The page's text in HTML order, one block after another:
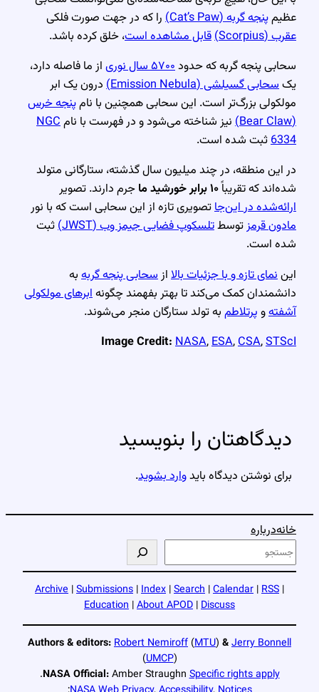
عظیمپنجه گربه (Cat’s Paw)
را که در جهت صورت فلکی
عقرب (Scorpius)
قابل مشاهده است، خلق کرده باشد.
سحابی پنجه گربه که حدود۵۷۰۰ سال نوری
از ما فاصله دارد،
یکسحابی گسیلشی (Emission Nebula)
درون یک ابر
مولکولی بزرگ‌تر است. این سحابی همچنین با نامپنجه خرس
(Bear Claw)
نیز شناخته می‌شود و در فهرست با نامNGC
6334ثبت شده است.
در این منطقه، در چند میلیون سال گذشته، ستارگانی متولد
شده‌اند که تقریباً۱۰ برابر خورشید ما
جرم دارند. تصویر
ارائه‌شده در این‌جاتصویری تازه از این سحابی است که با نور
مادون قرمزتوسطتلسکوپ فضایی جیمز وب (JWST)
ثبت
شده است.
ایننمای تازه و با جزئیات بالاازسحابی پنجه گربهبه
دانشمندان کمک می‌کند تا بهتر بفهمند چگونهابرهای مولکولی
آشفتهوپرتلاطمبه تولد ستارگان منجر می‌شوند.
Image Credit:NASA,ESA,CSA,STScI
دیدگاهتان را بنویسید
برای نوشتن دیدگاه بایدوارد بشوید.
خانهدرباره
ج
س
و
Archive |Submissions |Index |Search |Calendar |RSS |
Education |About APOD |Discuss
Authors & editors:Robert Nemiroff (MTU) &Jerry Bonnell
(UMCP)
NASA Official:Amber StraughnSpecific rights apply
.